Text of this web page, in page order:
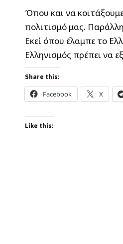
Όπου και να
πολιτισμό μας.
Εκεί όπου έλαμπε το
Ελληνισμός πρέπει να
Share this:
Facebook X
Like this: